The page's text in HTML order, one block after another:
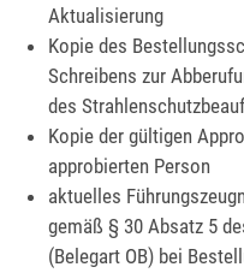
Aktualisierung
Kopie des
Schreibens zur
des
Kopie der gültigen
approbierten Person
aktuelles
gemäß § 30 Absatz 5
(Belegart OB) bei